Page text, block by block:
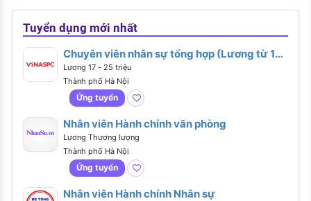
Tuyển dụng mới nhất
Chuyên viên nhân sự tổng hợp (Lương từ 17 -
25 triệu)
Lương 17 - 25 triệu
Thành phố Hà Nội
Ứng tuyển
Nhân viên Hành chính văn phòng
Lương Thương lượng
Thành phố Hà Nội
Ứng tuyển
Nhân viên Hành chính Nhân sự